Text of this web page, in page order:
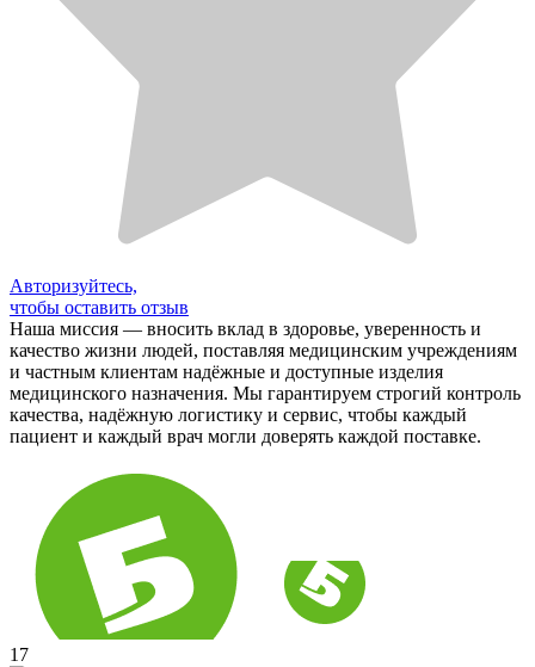
Авторизуйтесь,
чтобы оставить отзыв
Наша миссия — вносить вклад в здоровье, уверенность и
качество жизни людей, поставляя медицинским учреждениям
и частным клиентам надёжные и доступные изделия
медицинского назначения. Мы гарантируем строгий контроль
качества, надёжную логистику и сервис, чтобы каждый
пациент и каждый врач могли доверять каждой поставке.
17